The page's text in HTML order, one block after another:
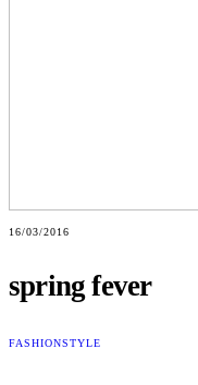
16/03/2016
spring fever
FASHIONSTYLE